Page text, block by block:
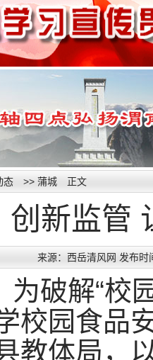
态 >> 蒲城 正文
新监管
来源：西岳清风网 发布
为破解“校
校园食品
教体局，